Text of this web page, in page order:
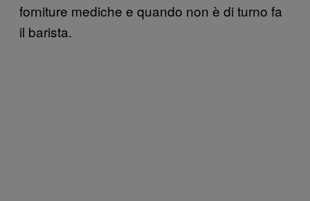
forniture mediche e quando non è di turno fa
il barista.